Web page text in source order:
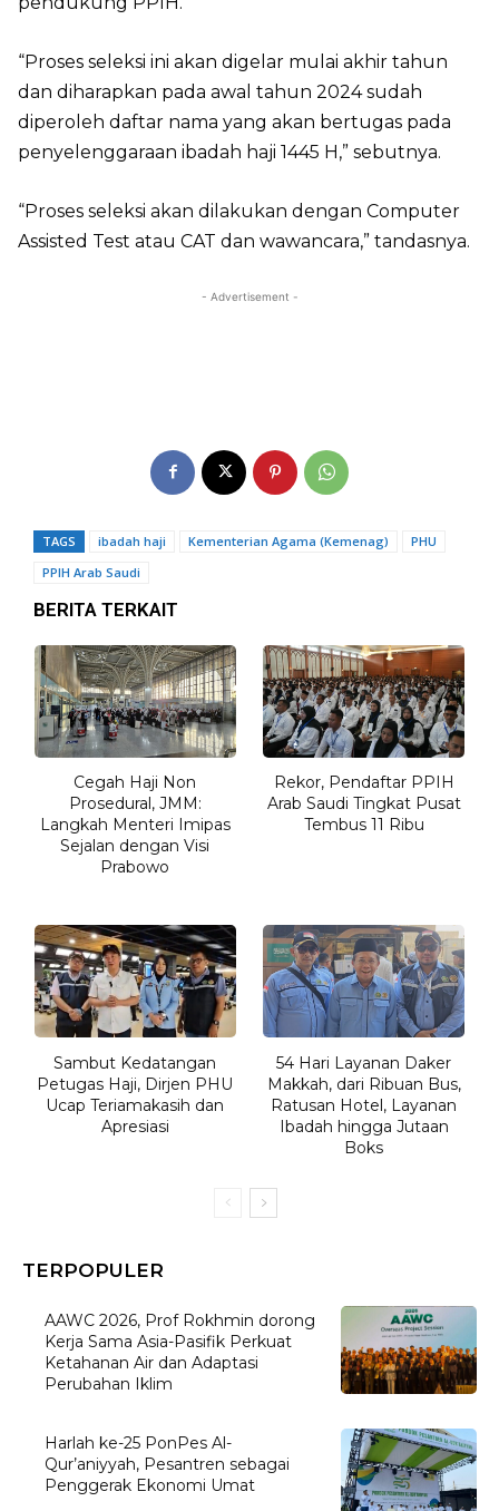
“Proses seleksi ini akan digelar mulai akhir tahun
dan diharapkan pada awal tahun 2024 sudah
diperoleh daftar nama yang akan bertugas pada
penyelenggaraan ibadah haji 1445 H,” sebutnya.
“Proses seleksi akan dilakukan dengan Computer
Assisted Test atau CAT dan wawancara,” tandasnya.
- Advertisement -
TAGS ibadah haji Kementerian Agama (Kemenag)
PHU
PPIH Arab Saudi
BERITA TERKAIT
Cegah Haji Non
Prosedural, JMM:
Langkah Menteri Imipas
Sejalan dengan Visi
Prabowo
Rekor, Pendaftar PPIH
Arab Saudi Tingkat Pusat
Tembus 11 Ribu
Sambut Kedatangan
Petugas Haji, Dirjen PHU
Ucap Teriamakasih dan
Apresiasi
54 Hari Layanan Daker
Makkah, dari Ribuan Bus,
Ratusan Hotel, Layanan
Ibadah hingga Jutaan
Boks
TERPOPULER
AAWC 2026, Prof Rokhmin dorong
Kerja Sama Asia-Pasifik Perkuat
Ketahanan Air dan Adaptasi
Perubahan Iklim
Harlah ke-25 PonPes Al-
Qur’aniyyah, Pesantren sebagai
Penggerak Ekonomi Umat